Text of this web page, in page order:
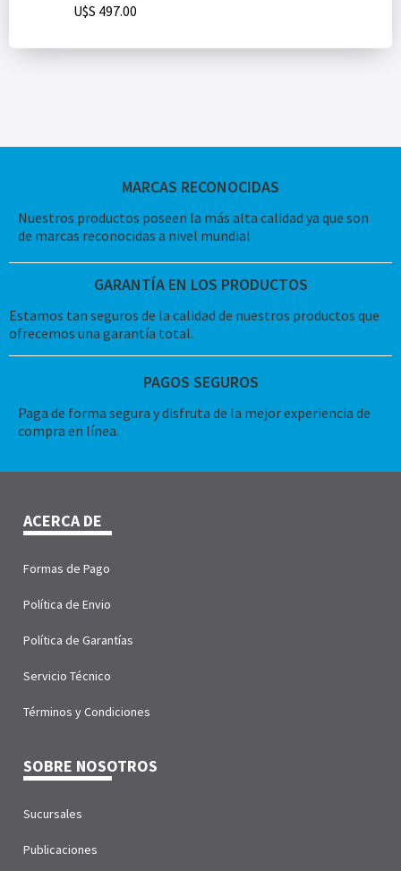
U$S 497.00
MARCAS RECONOCIDAS
Nuestros productos poseen la más alta calidad ya que son
de marcas reconocidas a nivel mundial
GARANTÍA EN LOS PRODUCTOS
Estamos tan seguros de la calidad de nuestros productos que
ofrecemos una garantía total.
PAGOS SEGUROS
Paga de forma segura y disfruta de la mejor experiencia de
compra en línea.
ACERCA DE
Formas de Pago
Política de Envio
Política de Garantías
Servicio Técnico
Términos y Condiciones
SOBRE NOSOTROS
Sucursales
Publicaciones